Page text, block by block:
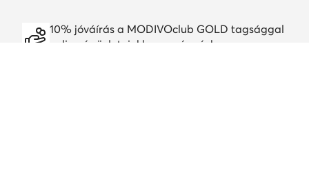
10% jóváírás a MODIVOclub GOLD tagsággal
online és üzleteinkben, egész évben